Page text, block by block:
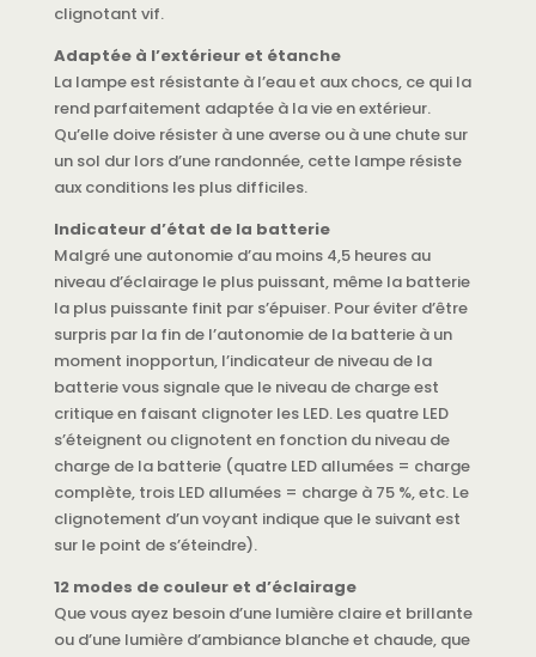
clignotant vif.
Adaptée à l’extérieur et étanche
La lampe est résistante à l’eau et aux chocs, ce qui la
rend parfaitement adaptée à la vie en extérieur.
Qu’elle doive résister à une averse ou à une chute sur
un sol dur lors d’une randonnée, cette lampe résiste
aux conditions les plus difficiles.
Indicateur d’état de la batterie
Malgré une autonomie d’au moins 4,5 heures au
niveau d’éclairage le plus puissant, même la batterie
la plus puissante finit par s’épuiser. Pour éviter d’être
surpris par la fin de l’autonomie de la batterie à un
moment inopportun, l’indicateur de niveau de la
batterie vous signale que le niveau de charge est
critique en faisant clignoter les LED. Les quatre LED
s’éteignent ou clignotent en fonction du niveau de
charge de la batterie (quatre LED allumées = charge
complète, trois LED allumées = charge à 75 %, etc. Le
clignotement d’un voyant indique que le suivant est
sur le point de s’éteindre).
12 modes de couleur et d’éclairage
Que vous ayez besoin d’une lumière claire et brillante
ou d’une lumière d’ambiance blanche et chaude, que